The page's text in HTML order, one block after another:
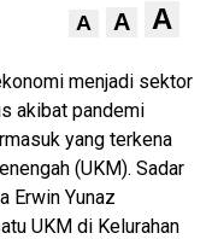
A A A
menjadi sektor
akibat pandemi
yang terkena
(UKM). Sadar
Erwin Yunaz
UKM di Kelurahan